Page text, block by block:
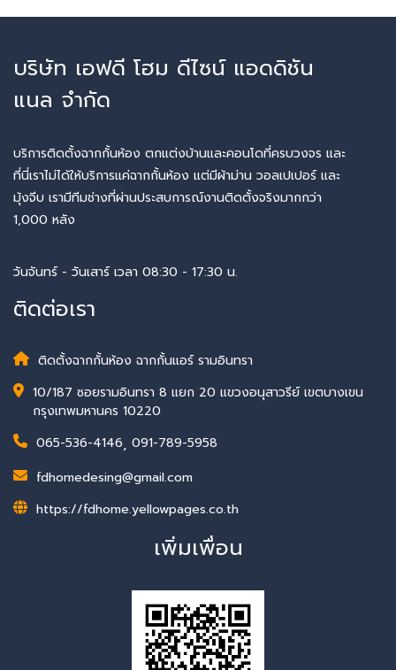
บริษัท เอฟดี โฮม ดีไซน์ แอดดิชัน
แนล จำกัด
บริการติดตั้งฉากกั้นห้อง ตกแต่งบ้านและคอนโดที่ครบวงจร และ
ที่นี่เราไม่ได้ให้บริการแค่ฉากกั้นห้อง แต่มีผ้าม่าน วอลเปเปอร์ และ
มุ้งจีบ เรามีทีมช่างที่ผ่านประสบการณ์งานติดตั้งจริงมากกว่า
1,000 หลัง
วันจันทร์ - วันเสาร์ เวลา 08:30 - 17:30 น.
ติดต่อเรา
ติดตั้งฉากกั้นห้อง ฉากกั้นแอร์ รามอินทรา
10/187 ซอยรามอินทรา 8 แยก 20 แขวงอนุสาวรีย์ เขตบางเขน
กรุงเทพมหานคร 10220
065-536-4146, 091-789-5958
fdhomedesing@gmail.com
https://fdhome.yellowpages.co.th
เพิ่มเพื่อน